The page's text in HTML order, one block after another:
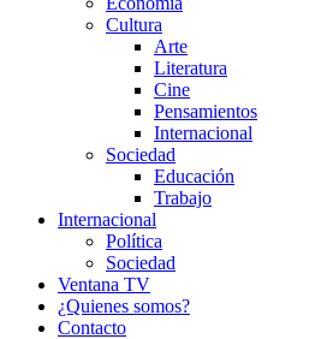
Cultura
Arte
Literatura
Cine
Pensamientos
Internacional
Sociedad
Educación
Trabajo
Internacional
Política
Sociedad
Ventana TV
¿Quienes somos?
Contacto